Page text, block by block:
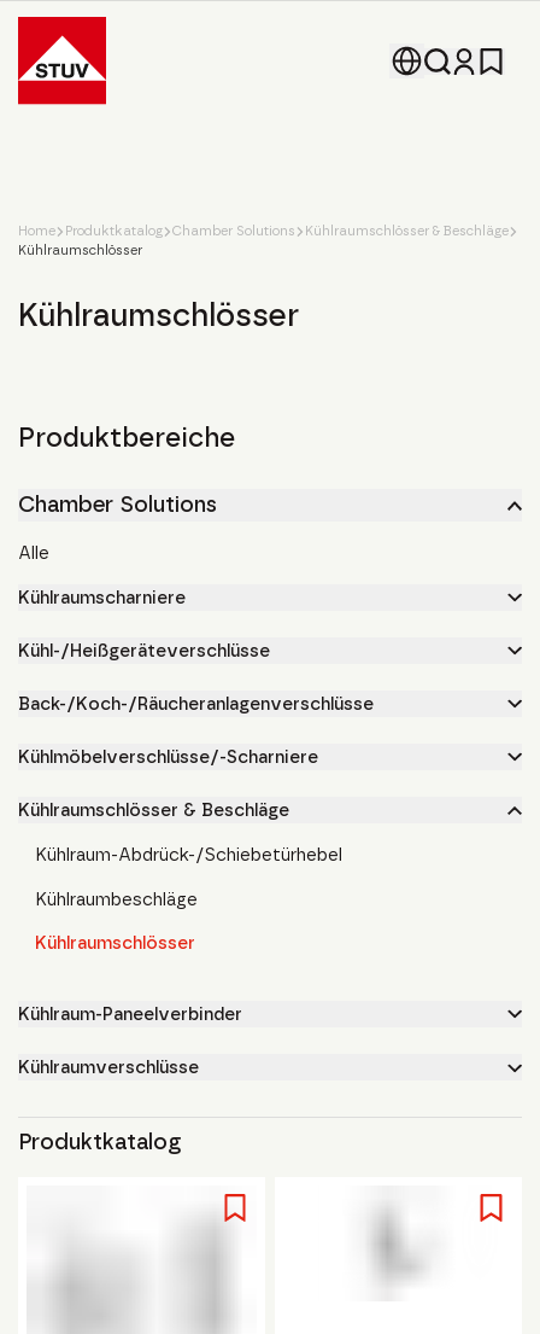
Go To the Homepage
Home Produktkatalog Chamber Solutions
Kühlraumschlösser & Beschläge
Kühlraumschlösser
Kühlraumschlösser
Produktbereiche
Chamber Solutions
Alle
Kühlraumscharniere
Kühl-/Heißgeräteverschlüsse
Back-/Koch-/Räucheranlagenverschlüsse
Kühlmöbelverschlüsse/-Scharniere
Kühlraumschlösser & Beschläge
Kühlraum-Abdrück-/Schiebetürhebel
Kühlraumbeschläge
Kühlraumschlösser
Kühlraum-Paneelverbinder
Kühlraumverschlüsse
Produktkatalog